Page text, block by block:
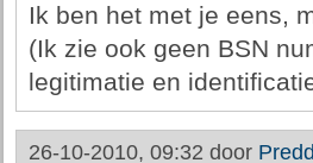
Ik ben het met je eens,
(Ik zie ook geen BSN
legitimatie en
26-10-2010, 09:32 door